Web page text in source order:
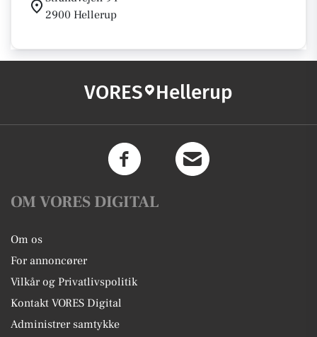
2900 Hellerup
VORES Hellerup
OM VORES DIGITAL
Om os
For annoncører
Vilkår og Privatlivspolitik
Kontakt VORES Digital
Administrer samtykke